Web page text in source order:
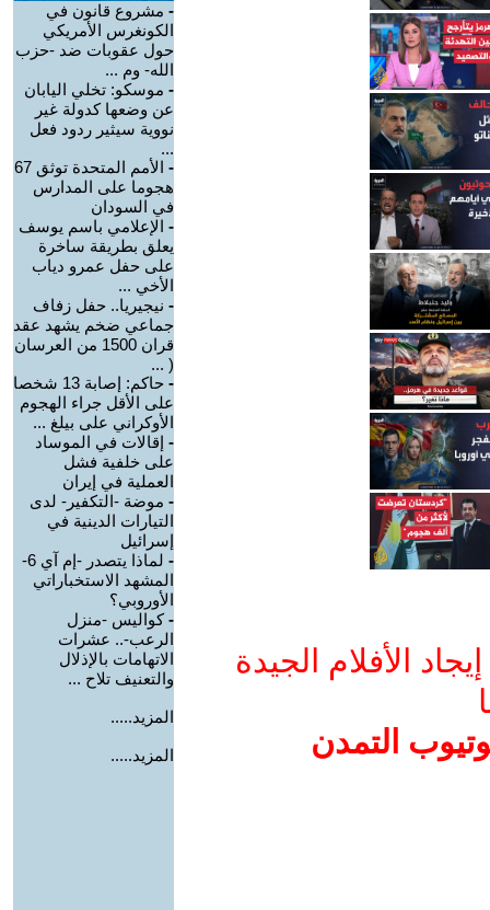
الأفلام الجيدة
التمدن
- مشروع قانون في
الكونغرس الأمريكي
حول عقوبات ضد -حزب
الله- وم ...
- موسكو: تخلي اليابان
عن وضعها كدولة غير
نووية سيثير ردود فعل
...
-
الأمم المتحدة توثق 67
هجوما على المدارس
في السودان
- الإعلامي باسم يوسف
يعلق بطريقة ساخرة
على حفل عمرو دياب
الأخي ...
- نيجيريا.. حفل زفاف
جماعي ضخم يشهد عقد
قران 1500 من العرسان
( ...
-
حاكم: إصابة 13 شخصا
على الأقل جراء الهجوم
الأوكراني على بيلغ ...
- إقالات في الموساد
على خلفية فشل
العملية في إيران
- موضة -التكفير- لدى
التيارات الدينية في
إسرائيل
-
لماذا يتصدر -إم آي 6-
المشهد الاستخباراتي
الأوروبي؟
-كواليس -منزل
الرعب-.. عشرات
الاتهامات بالإذلال
والتعنيف تلاح ...
المزيد.....
المزيد.....